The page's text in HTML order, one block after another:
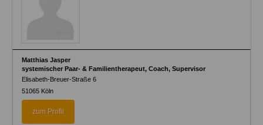
Matthias Jasper
systemischer Paar- & Familientherapeut, Coach, Supervisor
Elisabeth-Breuer-Straße 6
51065 Köln
zum Profil